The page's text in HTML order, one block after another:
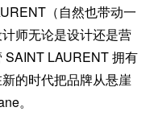
（自然也带动一
师无论是设计还是营
SAINT LAURENT 拥有
的时代把品牌从悬崖
。